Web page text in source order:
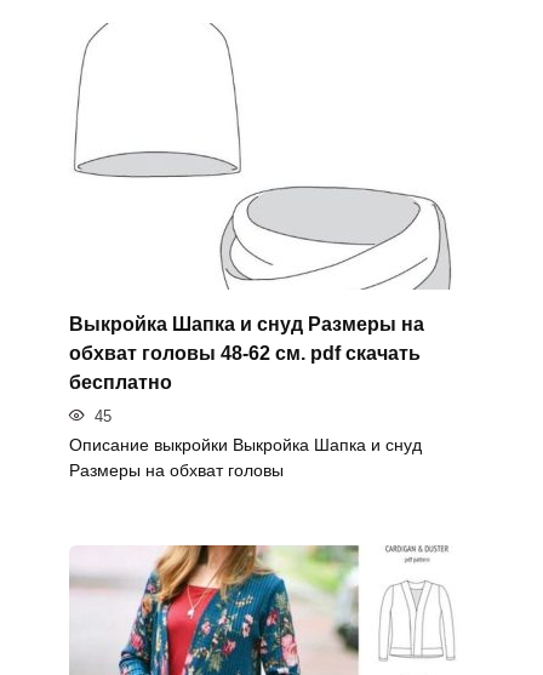
Выкройка Шапка и снуд Размеры на
обхват головы 48-62 см. pdf скачать
бесплатно
45
Описание выкройки Выкройка Шапка и снуд
Размеры на обхват головы